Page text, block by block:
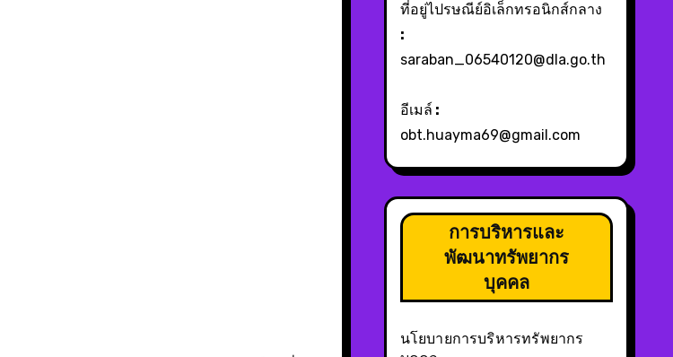
ที่อยู่ไปรษณีย์อิเล็กทรอนิกส์กลาง
:
saraban_06540120@dla.go.th
อีเมล์ :
obt.huayma69@gmail.com
การบริหารและ
พัฒนาทรัพยากร
บุคคล
นโยบายการบริหารทรัพยากร